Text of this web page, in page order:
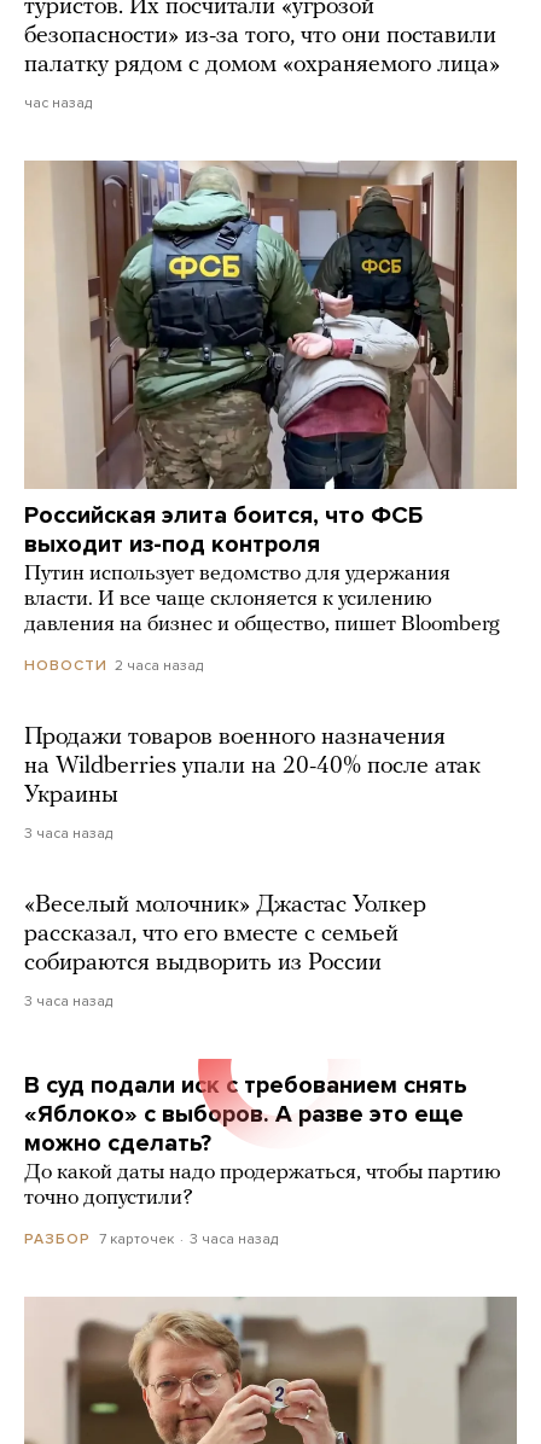
туристов. Их посчитали «угрозой
безопасности» из-за того, что они поставили
палатку рядом с домом «охраняемого лица»
час назад
Российская элита боится, что ФСБ
выходит из-под контроля
Путин использует ведомство для удержания
власти. И все чаще склоняется к усилению
давления на бизнес и общество, пишет Bloomberg
НОВОСТИ 2 часа назад
Продажи товаров военного назначения
на Wildberries упали на 20-40% после атак
Украины
3 часа назад
«Веселый молочник» Джастас Уолкер
рассказал, что его вместе с семьей
собираются выдворить из России
3 часа назад
В суд подали иск с требованием снять
«Яблоко» с выборов. А разве это еще
можно сделать?
До какой даты надо продержаться, чтобы партию
точно допустили?
РАЗБОР 7 карточек 3 часа назад